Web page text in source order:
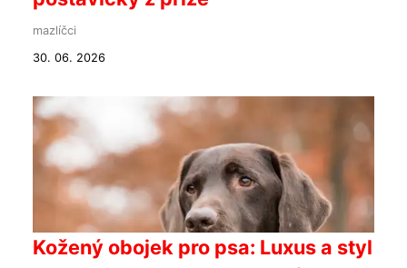
mazlíčci
30. 06. 2026
Kožený obojek pro psa: Luxus a styl